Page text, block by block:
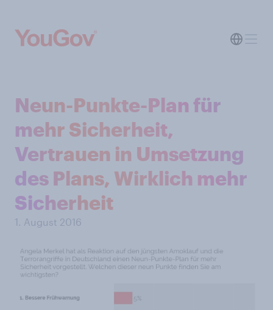
Neun-Punkte-Plan für
mehr Sicherheit,
Vertrauen in Umsetzung
des Plans, Wirklich mehr
Sicherheit
1. August 2016